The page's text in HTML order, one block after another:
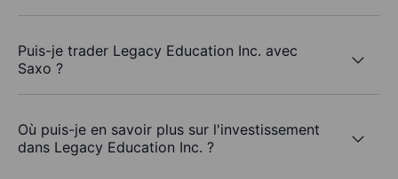
Puis-je trader Legacy Education Inc. avec
Saxo ?
Où puis-je en savoir plus sur l'investissement
dans Legacy Education Inc. ?